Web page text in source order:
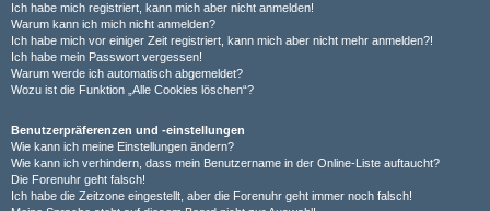
Ich habe mich registriert, kann mich aber nicht anmelden!
Warum kann ich mich nicht anmelden?
Ich habe mich vor einiger Zeit registriert, kann mich aber nicht mehr anmelden?!
Ich habe mein Passwort vergessen!
Warum werde ich automatisch abgemeldet?
Wozu ist die Funktion „Alle Cookies löschen“?
Benutzerpräferenzen und -einstellungen
Wie kann ich meine Einstellungen ändern?
Wie kann ich verhindern, dass mein Benutzername in der Online-Liste auftaucht?
Die Forenuhr geht falsch!
Ich habe die Zeitzone eingestellt, aber die Forenuhr geht immer noch falsch!